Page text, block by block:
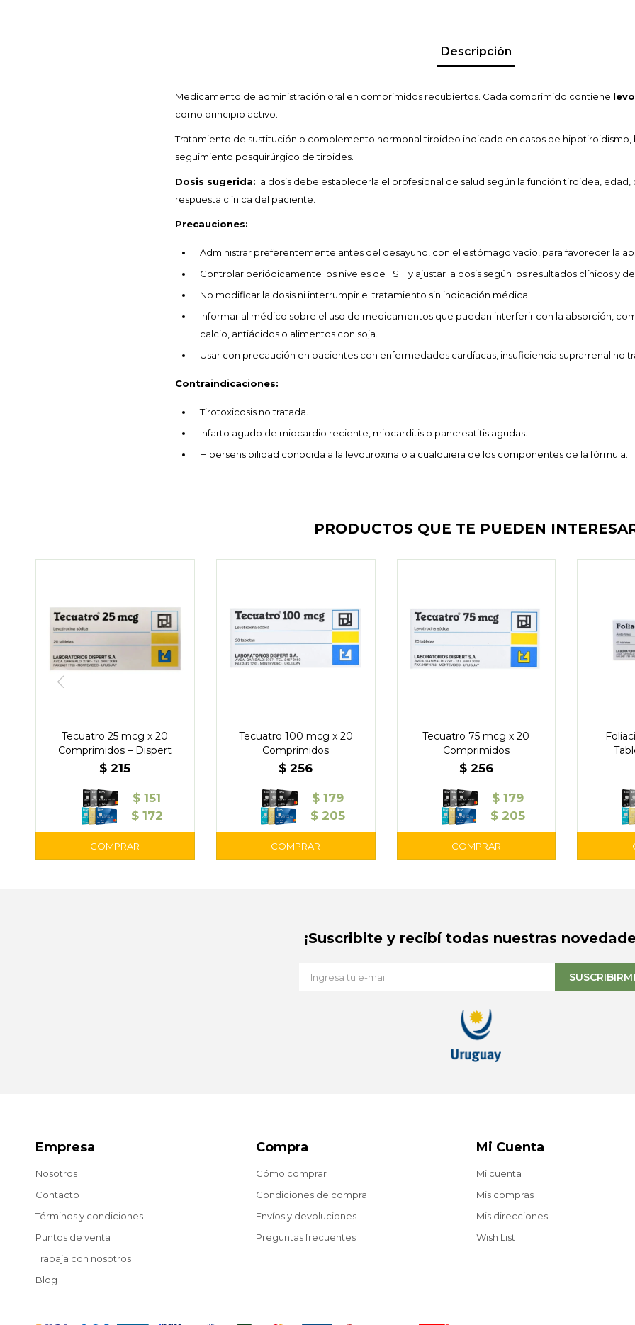
Descripción
Medicamento de administración oral en comprimidos recubiertos. Cada comprimido contiene
como principio activo.
Tratamiento de sustitución o complemento hormonal tiroideo indicado en casos de hipotiroidismo,
seguimiento posquirúrgico de tiroides.
Dosis sugerida: la dosis debe establecerla el profesional de salud según la función tiroidea,
respuesta clínica del paciente.
Precauciones:
Administrar preferentemente antes del desayuno, con el estómago vacío, para favorecer la
Controlar periódicamente los niveles de TSH y ajustar la dosis según los resultados clínicos y
No modificar la dosis ni interrumpir el tratamiento sin indicación médica.
Informar al médico sobre el uso de medicamentos que puedan interferir con la absorción,
calcio, antiácidos o alimentos con soja.
Usar con precaución en pacientes con enfermedades cardíacas, insuficiencia suprarrenal no
Contraindicaciones:
Tirotoxicosis no tratada.
Infarto agudo de miocardio reciente, miocarditis o pancreatitis agudas.
Hipersensibilidad conocida a la levotiroxina o a cualquiera de los componentes de la fórmula.
PRODUCTOS QUE TE PUEDEN
Tecuatro 25 mcg x 20
Comprimidos – Dispert
$ 215
$ 151
$ 172
Tecuatro 100 mcg x 20
Comprimidos
$ 256
$ 179
$ 205
Tecuatro 75 mcg x 20
Comprimidos
$ 256
$ 179
$ 205
Empresa
Nosotros
Contacto
Términos y condiciones
Puntos de venta
Trabaja con nosotros
Blog
Compra
Cómo comprar
Condiciones de compra
Envíos y devoluciones
Preguntas frecuentes
Mi Cuenta
Mi cuenta
Mis compras
Mis direcciones
Wish List
¡Suscribite y recibí todas nuestras